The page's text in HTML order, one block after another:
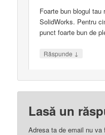
Foarte bun blogul tau
SolidWorks. Pentru
punct foarte bun de
Răspunde ↓
Lasă un
Adresa ta de email nu va